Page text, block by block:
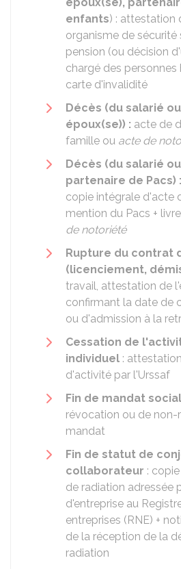
enfants) : attestation
organisme de sécurité
pension (ou décision
chargé des
carte d'invalidité
Décès (du salarié
époux(se)) : acte de
famille ou acte de
Décès (du salarié
partenaire de Pacs) :
copie intégrale d'acte
mention du Pacs +
de notoriété
Rupture du contrat
(licenciement,
travail, attestation de
confirmant la date de
ou d'admission à la
Cessation de
individuel :
d'activité par l'Urssaf
Fin de mandat social
révocation ou de
mandat
Fin de statut de
collaborateur :
de radiation adressée
d'entreprise au
entreprises (RNE) +
de la réception de la
radiation